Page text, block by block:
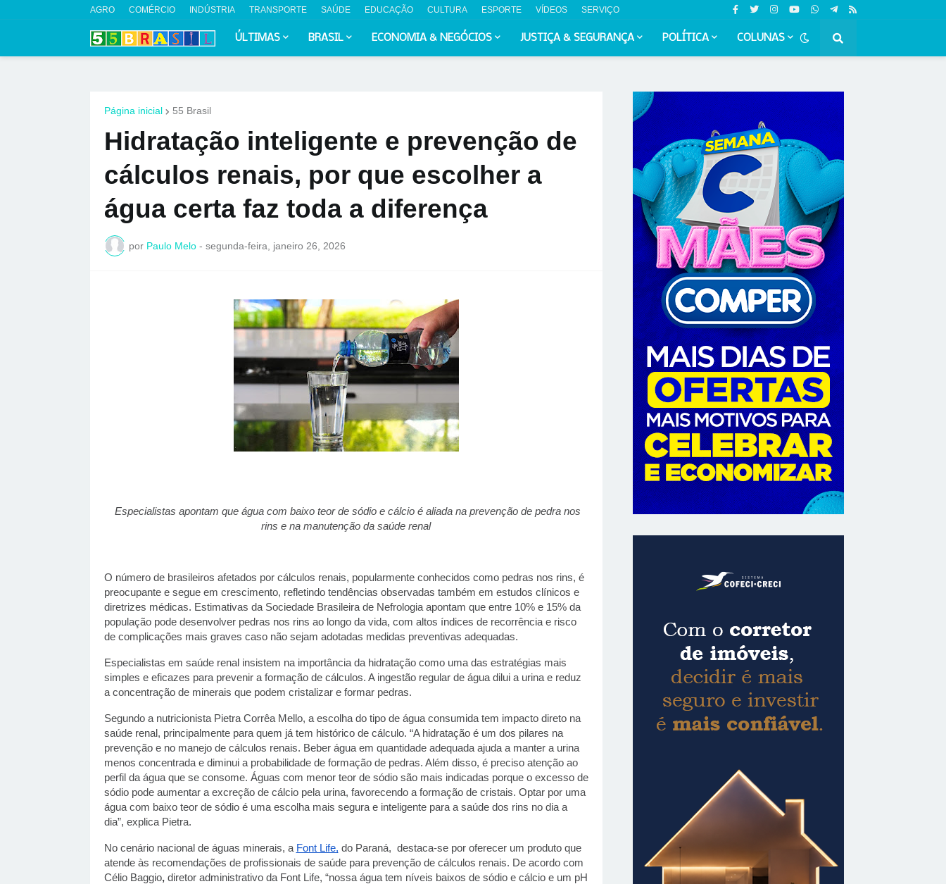
AGRO COMÉRCIO INDÚSTRIA TRANSPORTE SAÚDE EDUCAÇÃO CULTURA ESPORTE VÍDEOS SERVIÇO
ÚLTIMAS BRASIL ECONOMIA & NEGÓCIOS JUSTIÇA & SEGURANÇA POLÍTICA COLUNAS
Página inicial 55 Brasil
Hidratação inteligente e prevenção de
cálculos renais, por que escolher a
água certa faz toda a diferença
por Paulo Melo - segunda-feira, janeiro 26, 2026
Especialistas apontam que água com baixo teor de sódio e cálcio é aliada na prevenção de pedra nos
rins e na manutenção da saúde renal
O número de brasileiros afetados por cálculos renais, popularmente conhecidos como pedras nos rins, é
preocupante e segue em crescimento, refletindo tendências observadas também em estudos clínicos e
diretrizes médicas. Estimativas da Sociedade Brasileira de Nefrologia apontam que entre 10% e 15% da
população pode desenvolver pedras nos rins ao longo da vida, com altos índices de recorrência e risco
de complicações mais graves caso não sejam adotadas medidas preventivas adequadas.
Especialistas em saúde renal insistem na importância da hidratação como uma das estratégias mais
simples e eficazes para prevenir a formação de cálculos. A ingestão regular de água dilui a urina e reduz
a concentração de minerais que podem cristalizar e formar pedras.
Segundo a nutricionista Pietra Corrêa Mello, a escolha do tipo de água consumida tem impacto direto na
saúde renal, principalmente para quem já tem histórico de cálculo. “A hidratação é um dos pilares na
prevenção e no manejo de cálculos renais. Beber água em quantidade adequada ajuda a manter a urina
menos concentrada e diminui a probabilidade de formação de pedras. Além disso, é preciso atenção ao
perfil da água que se consome. Águas com menor teor de sódio são mais indicadas porque o excesso de
sódio pode aumentar a excreção de cálcio pela urina, favorecendo a formação de cristais. Optar por uma
água com baixo teor de sódio é uma escolha mais segura e inteligente para a saúde dos rins no dia a
dia”, explica Pietra.
No cenário nacional de águas minerais, a Font Life, do Paraná, destaca-se por oferecer um produto que
atende às recomendações de profissionais de saúde para prevenção de cálculos renais. De acordo com
Célio Baggio, diretor administrativo da Font Life, “nossa água tem níveis baixos de sódio e cálcio e um pH